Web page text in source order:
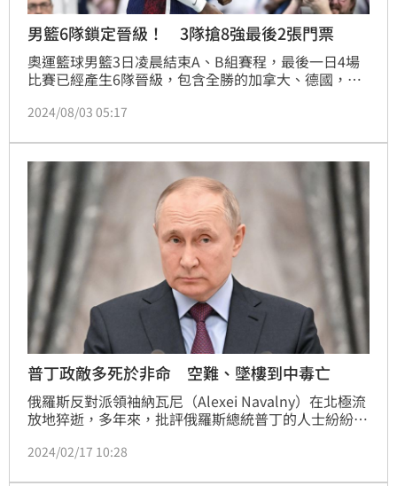
男籃6隊鎖定晉級！ 3隊搶8強最後2張門票
奧運籃球男籃3日凌晨結束A、B組賽程，最後一日4場
比賽已經產生6隊晉級，包含全勝的加拿大、德國，分
較高的巴西。3日晚間和4日凌晨開打的賽事，將產生最
2024/08/03 05:17
普丁政敵多死於非命 空難、墜樓到中毒亡
俄羅斯反對派領袖納瓦尼（Alexei Navalny）在北極流
放地猝逝，多年來，批評俄羅斯總統普丁的人士紛紛入
一起。
2024/02/17 10:28